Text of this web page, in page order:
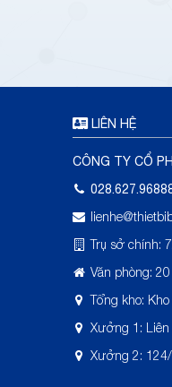
LIÊN HỆ
CÔNG TY CỔ
Trụ sở chính:
Văn phòng:
Tổng kho:
Xưởng 1: Liên
Xưởng 2: 124/